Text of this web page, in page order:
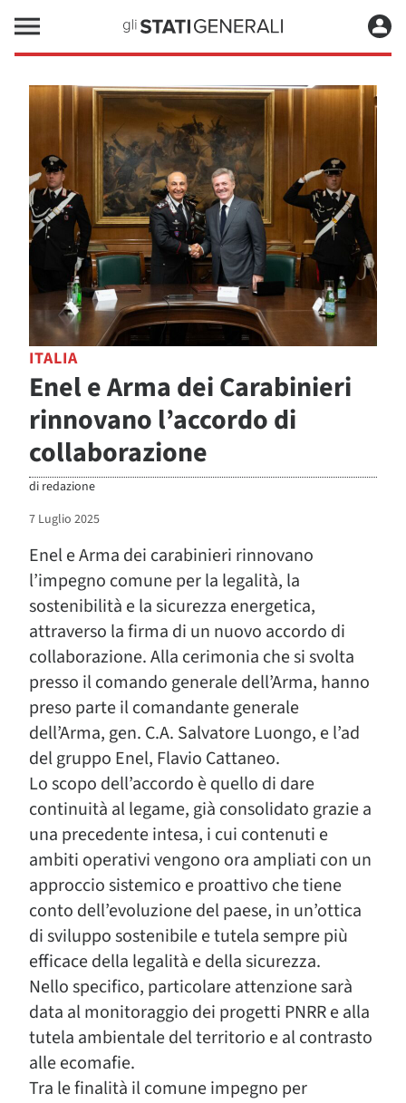
ITALIA
Enel e Arma dei Carabinieri
rinnovano l’accordo di
collaborazione
di redazione
7 Luglio 2025
Enel e Arma dei carabinieri rinnovano
l’impegno comune per la legalità, la
sostenibilità e la sicurezza energetica,
attraverso la firma di un nuovo accordo di
collaborazione. Alla cerimonia che si svolta
presso il comando generale dell’Arma, hanno
preso parte il comandante generale
dell’Arma, gen. C.A. Salvatore Luongo, e l’ad
del gruppo Enel, Flavio Cattaneo.
Lo scopo dell’accordo è quello di dare
continuità al legame, già consolidato grazie a
una precedente intesa, i cui contenuti e
ambiti operativi vengono ora ampliati con un
approccio sistemico e proattivo che tiene
conto dell’evoluzione del paese, in un’ottica
di sviluppo sostenibile e tutela sempre più
efficace della legalità e della sicurezza.
Nello specifico, particolare attenzione sarà
data al monitoraggio dei progetti PNRR e alla
tutela ambientale del territorio e al contrasto
alle ecomafie.
Tra le finalità il comune impegno per